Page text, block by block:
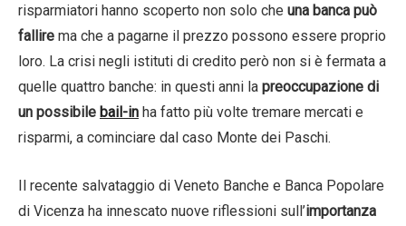
risparmiatori hanno scoperto non solo che una banca può
fallire ma che a pagarne il prezzo possono essere proprio
loro. La crisi negli istituti di credito però non si è fermata a
quelle quattro banche: in questi anni la preoccupazione di
un possibile bail-in ha fatto più volte tremare mercati e
risparmi, a cominciare dal caso Monte dei Paschi.
Il recente salvataggio di Veneto Banche e Banca Popolare
di Vicenza ha innescato nuove riflessioni sull’importanza